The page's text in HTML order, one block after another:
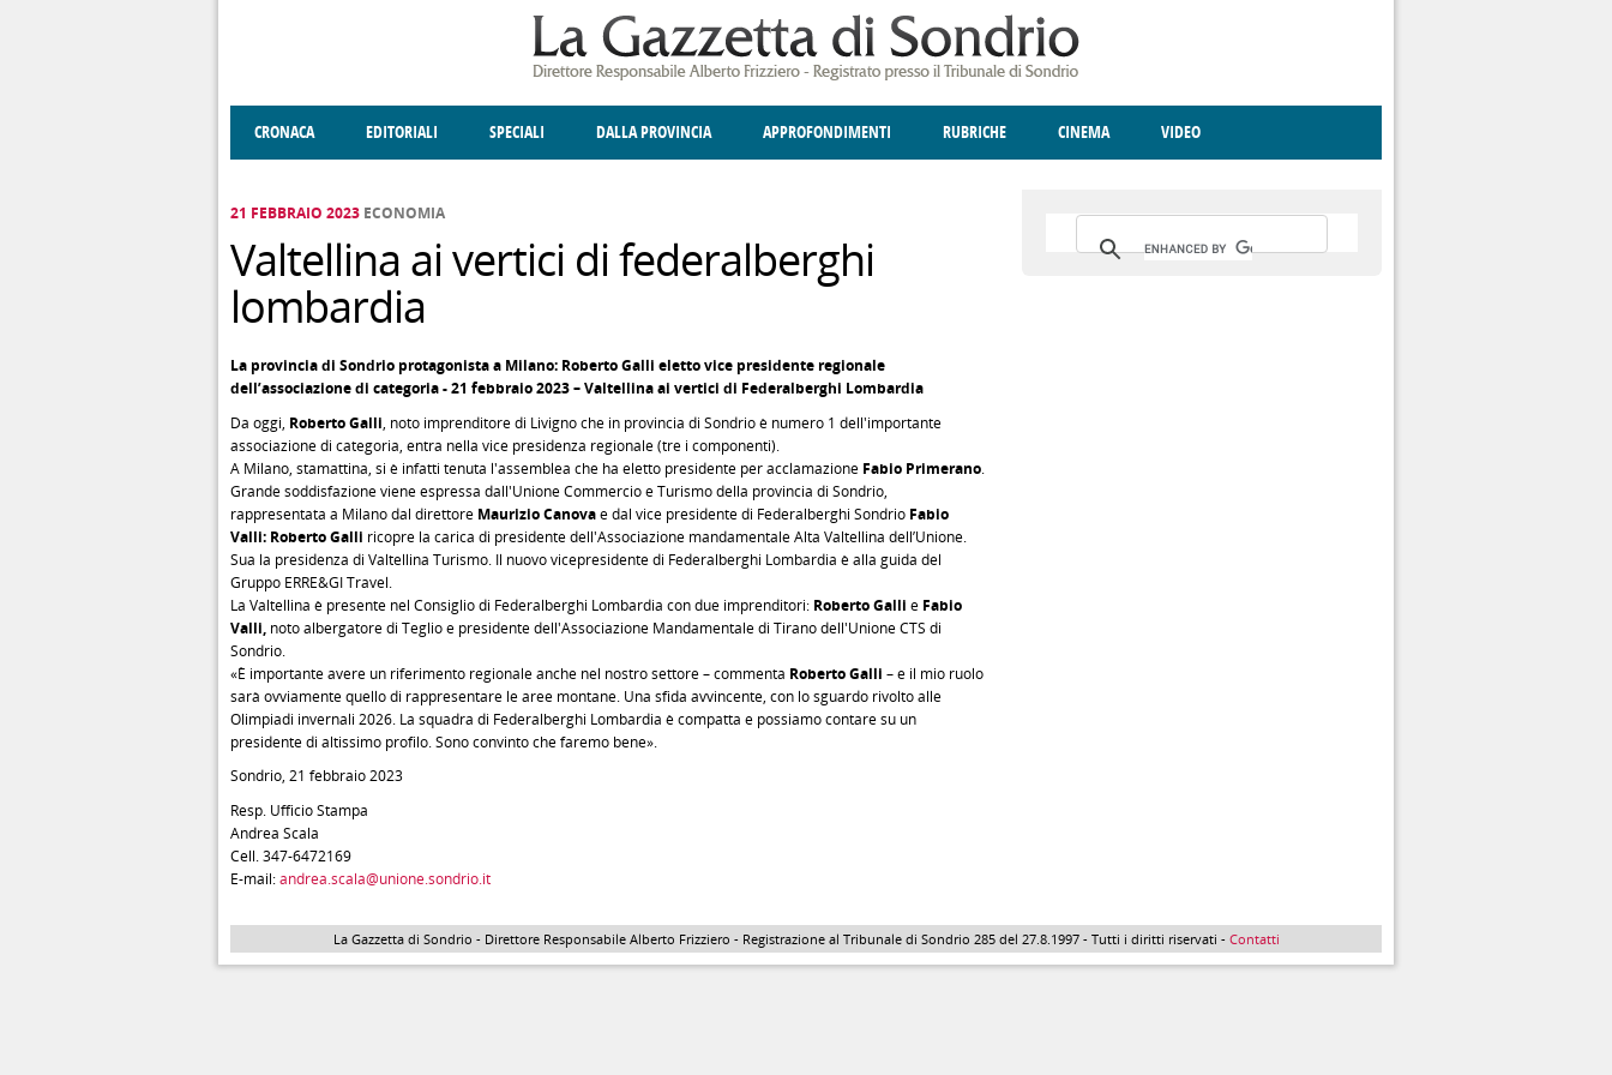
CRONACA EDITORIALI SPECIALI DALLA PROVINCIA APPROFONDIMENTI RUBRICHE CINEMA VIDEO
21 FEBBRAIO 2023 ECONOMIA
Valtellina ai vertici di federalberghi
lombardia
La provincia di Sondrio protagonista a Milano: Roberto Galli eletto vice presidente regionale
dell’associazione di categoria - 21 febbraio 2023 – Valtellina ai vertici di Federalberghi Lombardia
Da oggi, Roberto Galli, noto imprenditore di Livigno che in provincia di Sondrio è numero 1 dell'importante
associazione di categoria, entra nella vice presidenza regionale (tre i componenti).
A Milano, stamattina, si è infatti tenuta l'assemblea che ha eletto presidente per acclamazione Fabio Primerano.
Grande soddisfazione viene espressa dall'Unione Commercio e Turismo della provincia di Sondrio,
rappresentata a Milano dal direttore Maurizio Canovae dal vice presidente di Federalberghi Sondrio Fabio
Valli: Roberto Galli ricopre la carica di presidente dell'Associazione mandamentale Alta Valtellina dell’Unione.
Sua la presidenza di Valtellina Turismo. Il nuovo vicepresidente di Federalberghi Lombardia è alla guida del
Gruppo ERRE&GI Travel.
La Valtellina è presente nel Consiglio di Federalberghi Lombardia con due imprenditori: Roberto Galli e Fabio
Valli, noto albergatore di Teglio e presidente dell'Associazione Mandamentale di Tirano dell'Unione CTS di
Sondrio.
«È importante avere un riferimento regionale anche nel nostro settore – commenta Roberto Galli – e il mio ruolo
sarà ovviamente quello di rappresentare le aree montane. Una sfida avvincente, con lo sguardo rivolto alle
Olimpiadi invernali 2026. La squadra di Federalberghi Lombardia è compatta e possiamo contare su un
presidente di altissimo profilo. Sono convinto che faremo bene».
Sondrio, 21 febbraio 2023
Resp. Ufficio Stampa
Andrea Scala
Cell. 347-6472169
E-mail:andrea.scala@unione.sondrio.it
La Gazzetta di Sondrio - Direttore Responsabile Alberto Frizziero - Registrazione al Tribunale di Sondrio 285 del 27.8.1997 - Tutti i diritti riservati - Contatti